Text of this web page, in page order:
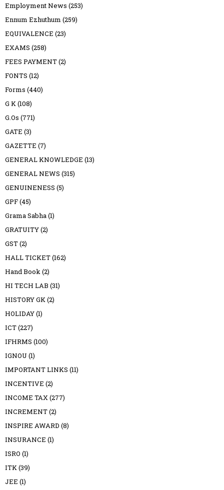
Employment News (253)
Ennum Ezhuthum (259)
EQUIVALENCE (23)
EXAMS (258)
FEES PAYMENT(2)
FONTS (12)
Forms (440)
G K(108)
G.Os (771)
GATE (3)
GAZETTE (7)
GENERAL KNOWLEDGE (13)
GENERAL NEWS (315)
GENUINENESS (5)
GPF(45)
Grama Sabha(1)
GRATUITY(2)
GST(2)
HALL TICKET(162)
Hand Book(2)
HI TECH LAB (31)
HISTORY GK(2)
HOLIDAY(1)
ICT(227)
IFHRMS (100)
IGNOU (1)
IMPORTANT LINKS (11)
INCENTIVE (2)
INCOME TAX(277)
INCREMENT(2)
INSPIRE AWARD (8)
INSURANCE (1)
ISRO (1)
ITK(39)
JEE (1)